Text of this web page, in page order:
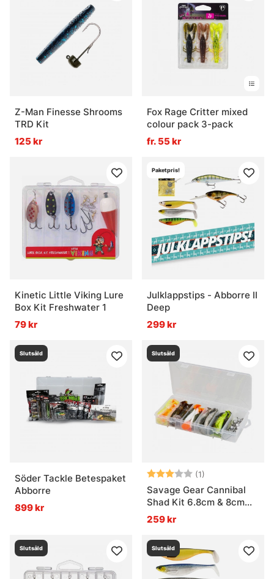
Z-Man Finesse Shrooms
TRD Kit
125 kr
Fox Rage Critter mixed
colour pack 3-pack
fr. 55 kr
Kinetic Little Viking Lure
Box Kit Freshwater 1
79 kr
Paketpris!
Julklappstips - Abborre II
Deep
299 kr
Slutsåld
Söder Tackle Betespaket
Abborre
899 kr
Slutsåld
Betyg: (1)
Savage Gear Cannibal
Shad Kit 6.8cm & 8cm
Mixed Colors 36pcs
259 kr
Slutsåld Slutsåld